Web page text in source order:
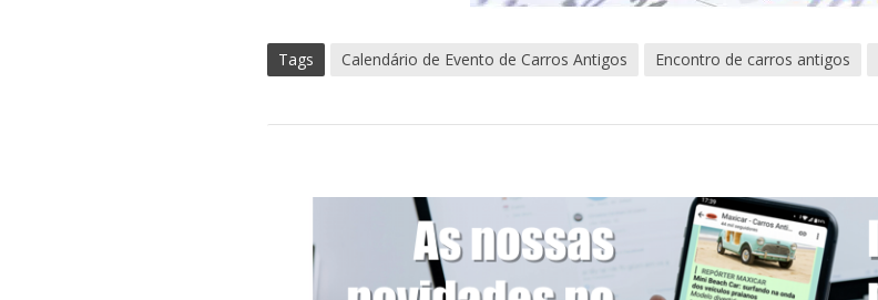
Tags Calendário de Evento de Carros Antigos Encontro de carros antigos